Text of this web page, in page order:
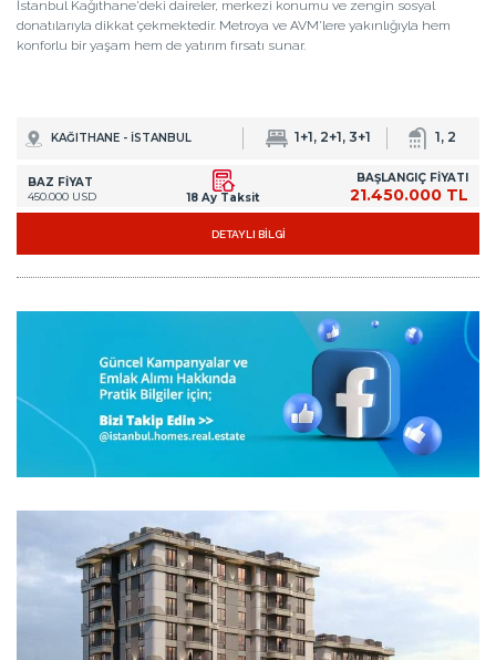
İstanbul Kağıthane'deki daireler, merkezi konumu ve zengin sosyal
donatılarıyla dikkat çekmektedir. Metroya ve AVM'lere yakınlığıyla hem
konforlu bir yaşam hem de yatırım fırsatı sunar.
KAĞITHANE - İSTANBUL 1+1, 2+1, 3+1 1, 2
BAZ FİYAT
450.000 USD
18 Ay Taksit
BAŞLANGIÇ FİYATI
21.450.000 TL
DETAYLI BİLGİ